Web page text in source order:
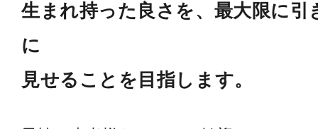
生まれ持った良さを、最大限に引
に
見せることを目指します。